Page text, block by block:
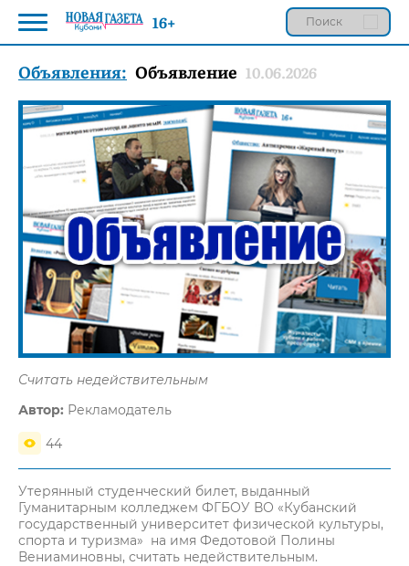
Объявления: Объявление 10.06.2026
Считать недействительным
Автор: Рекламодатель
44
Утерянный студенческий билет, выданный
Гуманитарным колледжем ФГБОУ ВО «Кубанский
государственный университет физической культуры,
спорта и туризма» на имя Федотовой Полины
Вениаминовны, считать недействительным.
16+